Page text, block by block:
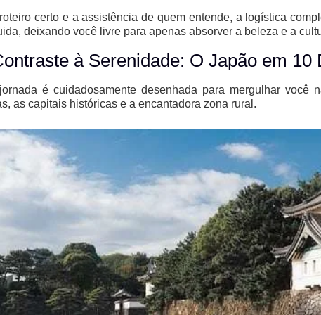
certo e a assistência de quem entende, a logística
deixando você livre para apenas absorver a beleza e a
à Serenidade: O Japão em 10
é cuidadosamente desenhada para mergulhar você
as capitais históricas e a encantadora zona rural.